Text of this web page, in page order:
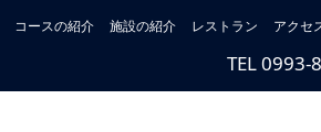
コースの紹介 施設の紹介 レストラン アクセ
TEL